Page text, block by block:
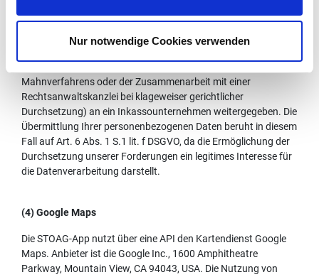
Nur notwendige Cookies verwenden
nachkommen, werden Ihre personenbezogenen Daten zum
Zwecke des Einzugs der Forderungen (z.B. durch
Mahnverfahrens oder der Zusammenarbeit mit einer
Rechtsanwaltskanzlei bei klageweiser gerichtlicher
Durchsetzung) an ein Inkassounternehmen weitergegeben. Die
Übermittlung Ihrer personenbezogenen Daten beruht in diesem
Fall auf Art. 6 Abs. 1 S.1 lit. f DSGVO, da die Ermöglichung der
Durchsetzung unserer Forderungen ein legitimes Interesse für
die Datenverarbeitung darstellt.
(4) Google Maps
Die STOAG-App nutzt über eine API den Kartendienst Google
Maps. Anbieter ist die Google Inc., 1600 Amphitheatre
Parkway, Mountain View, CA 94043, USA. Die Nutzung von